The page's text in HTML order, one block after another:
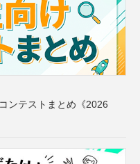
ンテストまとめ《2026